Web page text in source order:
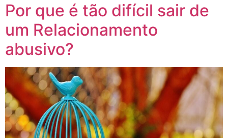
Por que é tão difícil sair de
um Relacionamento
abusivo?